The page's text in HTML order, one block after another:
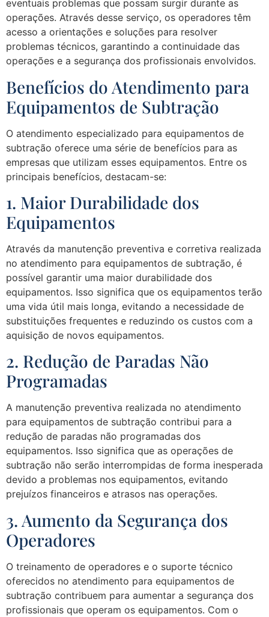
eventuais problemas que possam surgir durante as
operações. Através desse serviço, os operadores têm
acesso a orientações e soluções para resolver
problemas técnicos, garantindo a continuidade das
operações e a segurança dos profissionais envolvidos.
Benefícios do Atendimento para
Equipamentos de Subtração
O atendimento especializado para equipamentos de
subtração oferece uma série de benefícios para as
empresas que utilizam esses equipamentos. Entre os
principais benefícios, destacam-se:
1. Maior Durabilidade dos
Equipamentos
Através da manutenção preventiva e corretiva realizada
no atendimento para equipamentos de subtração, é
possível garantir uma maior durabilidade dos
equipamentos. Isso significa que os equipamentos terão
uma vida útil mais longa, evitando a necessidade de
substituições frequentes e reduzindo os custos com a
aquisição de novos equipamentos.
2. Redução de Paradas Não
Programadas
A manutenção preventiva realizada no atendimento
para equipamentos de subtração contribui para a
redução de paradas não programadas dos
equipamentos. Isso significa que as operações de
subtração não serão interrompidas de forma inesperada
devido a problemas nos equipamentos, evitando
prejuízos financeiros e atrasos nas operações.
3. Aumento da Segurança dos
Operadores
O treinamento de operadores e o suporte técnico
oferecidos no atendimento para equipamentos de
subtração contribuem para aumentar a segurança dos
profissionais que operam os equipamentos. Com o